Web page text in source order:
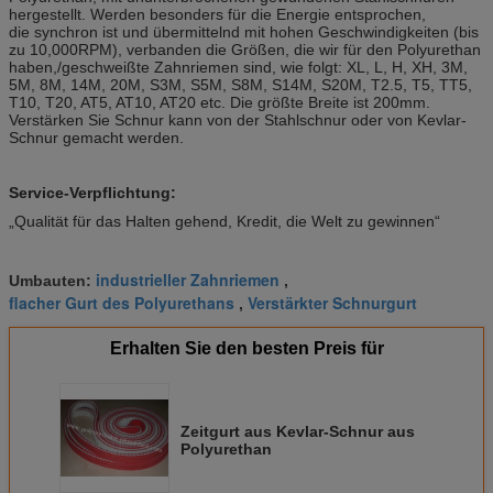
hergestellt. Werden besonders für die Energie entsprochen,
die synchron ist und übermittelnd mit hohen Geschwindigkeiten (bis
zu 10,000RPM), verbanden die Größen, die wir für den Polyurethan
haben,/geschweißte Zahnriemen sind, wie folgt: XL, L, H, XH, 3M,
5M, 8M, 14M, 20M, S3M, S5M, S8M, S14M, S20M, T2.5, T5, TT5,
T10, T20, AT5, AT10, AT20 etc. Die größte Breite ist 200mm.
Verstärken Sie Schnur kann von der Stahlschnur oder von Kevlar-
Schnur gemacht werden.
Service-Verpflichtung:
„Qualität für das Halten gehend, Kredit, die Welt zu gewinnen“
Umbauten: industrieller Zahnriemen ,
flacher Gurt des Polyurethans , Verstärkter Schnurgurt
Erhalten Sie den besten Preis für
Zeitgurt aus Kevlar-Schnur aus
Polyurethan